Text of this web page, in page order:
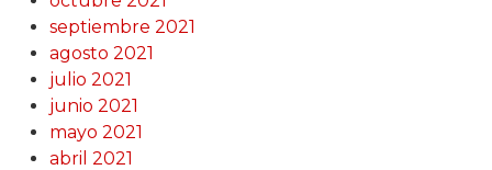
septiembre 2021
agosto 2021
julio 2021
junio 2021
mayo 2021
abril 2021